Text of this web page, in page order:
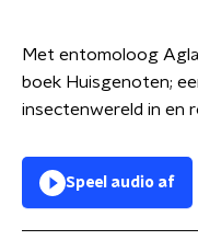
Met entomoloog
boek Huisgenoten;
insectenwereld in en
Speel audio af